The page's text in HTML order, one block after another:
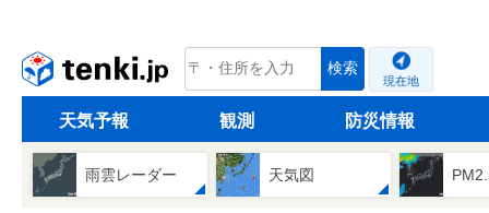
tenki.jp 検索
現在地
天気予報 観測 防災情報
雨雲レーダー 天気図